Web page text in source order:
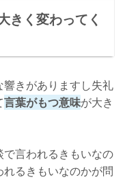
きく変わってく
響きがありますし失礼
言葉がもつ意味が大き
言われるきもいなの
るきもいなのかが問